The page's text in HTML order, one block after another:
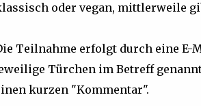
oder vegan, mittlerweile
Teilnahme erfolgt durch eine E-
Türchen im Betreff
kurzen "Kommentar".